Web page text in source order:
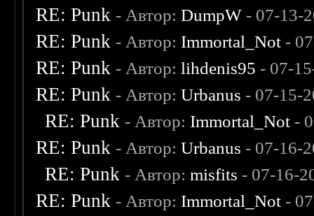
RE: Punk - Автор:DumpW - 07-13-
RE: Punk - Автор: Immortal_Not -
RE: Punk - Автор:lihdenis95 - 07-
RE: Punk - Автор:Urbanus - 07-15-
RE: Punk - Автор: Immortal_Not -
RE: Punk - Автор:Urbanus - 07-16-
RE: Punk - Автор:misfits - 07-16-
RE: Punk - Автор: Immortal_Not -